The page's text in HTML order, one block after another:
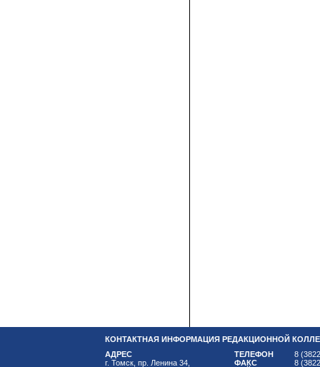
КОНТАКТНАЯ ИНФОРМАЦИЯ РЕДАКЦИОННОЙ
АДРЕС
г. Томск, пр. Ленина 34,
ТЕЛЕФОН
ФАКС
8
8